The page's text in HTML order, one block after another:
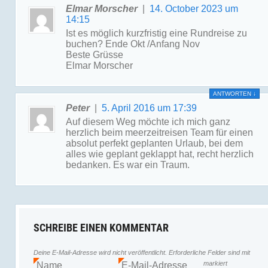
Elmar Morscher| 14. October 2023 um
14:15
Ist es möglich kurzfristig eine Rundreise zu
buchen? Ende Okt /Anfang Nov
Beste Grüsse
Elmar Morscher
Peter| 5. April 2016 um 17:39
ANTWORTEN ↓
Auf diesem Weg möchte ich mich ganz
herzlich beim meerzeitreisen Team für einen
absolut perfekt geplanten Urlaub, bei dem
alles wie geplant geklappt hat, recht herzlich
bedanken. Es war ein Traum.
SCHREIBE EINEN KOMMENTAR
Deine E-Mail-Adresse wird nicht veröffentlicht. Erforderliche Felder sind mit
markiert
Name E-Mail-Adresse